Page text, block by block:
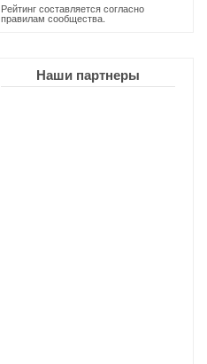
Рейтинг составляется согласно
правилам сообщества.
Наши партнеры